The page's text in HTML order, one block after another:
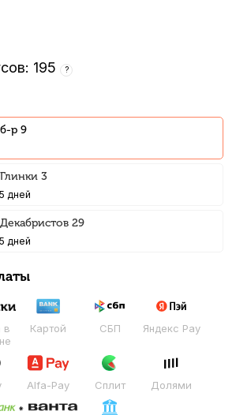
195 ?
р 9
3
дней
29
дней
в
Картой СБП Яндекс Pay
Alfa-Pay Сплит Долями